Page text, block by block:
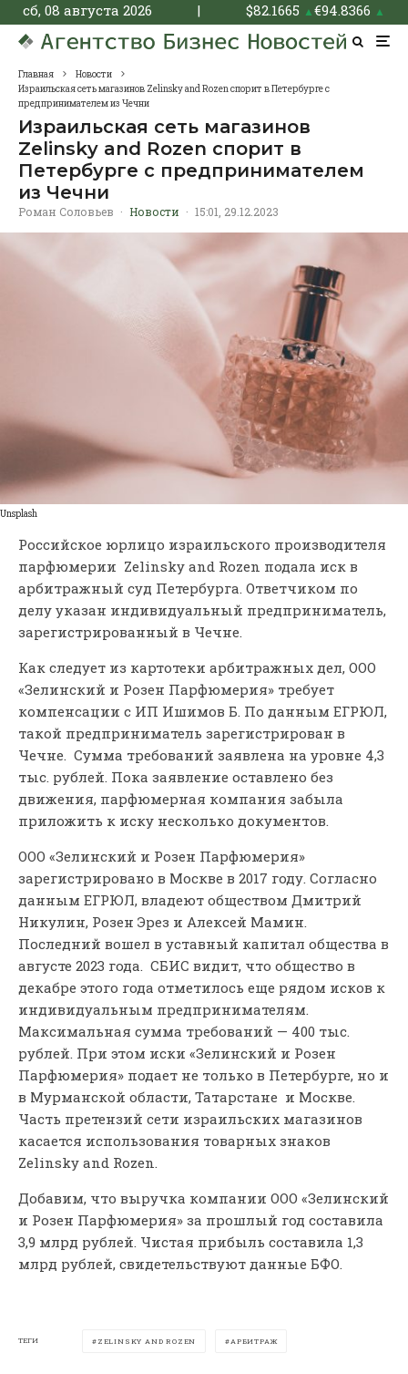
сб, 08 августа 2026 | $82.1665 ▲€94.8366 ▲
Главная
Новости
Израильская сеть магазинов Zelinsky and Rozen спорит в Петербурге с
предпринимателем из Чечни
Израильская сеть магазинов
Zelinsky and Rozen спорит в
Петербурге с предпринимателем
из Чечни
Роман Соловьев · Новости · 15:01, 29.12.2023
Unsplash
Российское юрлицо израильского производителя
парфюмерии Zelinsky and Rozen подала иск в
арбитражный суд Петербурга. Ответчиком по
делу указан индивидуальный предприниматель,
зарегистрированный в Чечне.
Как следует из картотеки арбитражных дел, ООО
«Зелинский и Розен Парфюмерия» требует
компенсации с ИП Ишимов Б. По данным ЕГРЮЛ,
такой предприниматель зарегистрирован в
Чечне. Сумма требований заявлена на уровне 4,3
тыс. рублей. Пока заявление оставлено без
движения, парфюмерная компания забыла
приложить к иску несколько документов.
ООО «Зелинский и Розен Парфюмерия»
зарегистрировано в Москве в 2017 году. Согласно
данным ЕГРЮЛ, владеют обществом Дмитрий
Никулин, Розен Эрез и Алексей Мамин.
Последний вошел в уставный капитал общества в
августе 2023 года. СБИС видит, что общество в
декабре этого года отметилось еще рядом исков к
индивидуальным предпринимателям.
Максимальная сумма требований — 400 тыс.
рублей. При этом иски «Зелинский и Розен
Парфюмерия» подает не только в Петербурге, но и
в Мурманской области, Татарстане и Москве.
Часть претензий сети израильских магазинов
касается использования товарных знаков
Zelinsky and Rozen.
Добавим, что выручка компании ООО «Зелинский
и Розен Парфюмерия» за прошлый год составила
3,9 млрд рублей. Чистая прибыль составила 1,3
млрд рублей, свидетельствуют данные БФО.
ТЕГИ ZELINSKY AND ROZEN АРБИТРАЖ